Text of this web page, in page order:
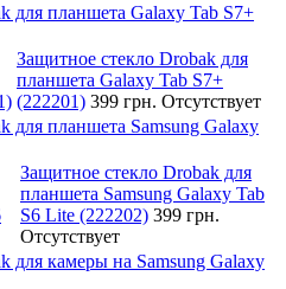
для планшета Galaxy Tab S7+
Защитное стекло Drobak для
планшета Galaxy Tab S7+
(222201) 399 грн. Отсутствует
для планшета Samsung Galaxy
Защитное стекло Drobak для
планшета Samsung Galaxy Tab
S6 Lite (222202) 399 грн.
Отсутствует
для камеры на Samsung Galaxy